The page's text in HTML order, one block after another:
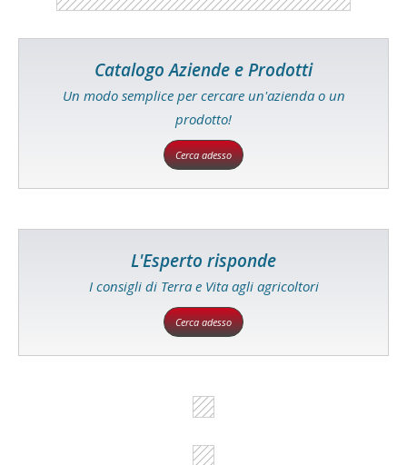
Catalogo Aziende e Prodotti
Un modo semplice per cercare un'azienda o un
prodotto!
Cerca adesso
L'Esperto risponde
I consigli di Terra e Vita agli agricoltori
Cerca adesso